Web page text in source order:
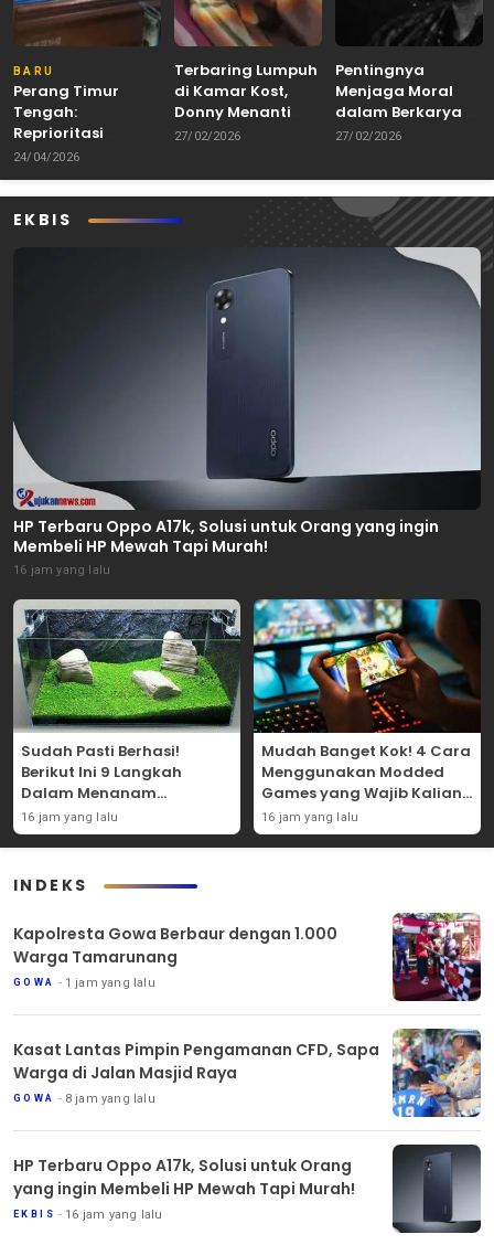
BARU
Perang Timur
Tengah:
Reprioritasi
Anggaran MBG
dan Koperasi
Merah Putih
24/04/2026
Terbaring Lumpuh
di Kamar Kost,
Donny Menanti
Uluran Tangan di
Keterbatasan
27/02/2026
Pentingnya
Menjaga Moral
dalam Berkarya di
Era Digital
27/02/2026
EKBIS
HP Terbaru Oppo A17k, Solusi untuk Orang yang ingin
Membeli HP Mewah Tapi Murah!
16 jam yang lalu
Sudah Pasti Berhasi!
Berikut Ini 9 Langkah
Dalam Menanam
Tanaman Carpet Seed Di
Aquascape!
16 jam yang lalu
Mudah Banget Kok! 4 Cara
Menggunakan Modded
Games yang Wajib Kalian
Coba Sendiri!
16 jam yang lalu
INDEKS
Kapolresta Gowa Berbaur dengan 1.000
Warga Tamarunang
GOWA 1 jam yang lalu
Kasat Lantas Pimpin Pengamanan CFD, Sapa
Warga di Jalan Masjid Raya
GOWA 8 jam yang lalu
HP Terbaru Oppo A17k, Solusi untuk Orang
yang ingin Membeli HP Mewah Tapi Murah!
EKBIS 16 jam yang lalu